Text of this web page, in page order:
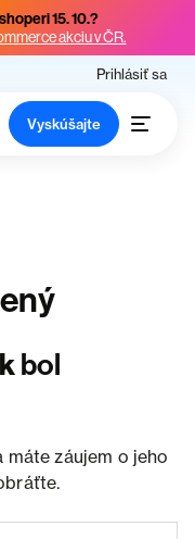
15. 10.?
akciu v ČR.
Prihlásiť sa
Vyskúšajte
bol
záujem o jeho